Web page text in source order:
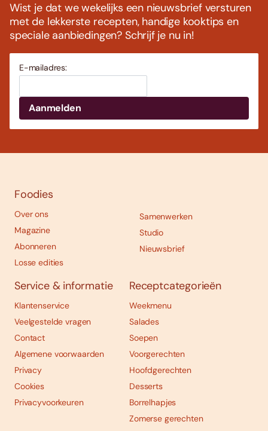
Wist je dat we wekelijks een nieuwsbrief versturen
met de lekkerste recepten, handige kooktips en
speciale aanbiedingen? Schrijf je nu in!
E-mailadres:
Foodies
Over ons
Magazine
Abonneren
Losse edities
Samenwerken
Studio
Nieuwsbrief
Service & informatie
Klantenservice
Veelgestelde vragen
Contact
Algemene voorwaarden
Privacy
Cookies
Privacyvoorkeuren
Receptcategorieën
Weekmenu
Salades
Soepen
Voorgerechten
Hoofdgerechten
Desserts
Borrelhapjes
Zomerse gerechten